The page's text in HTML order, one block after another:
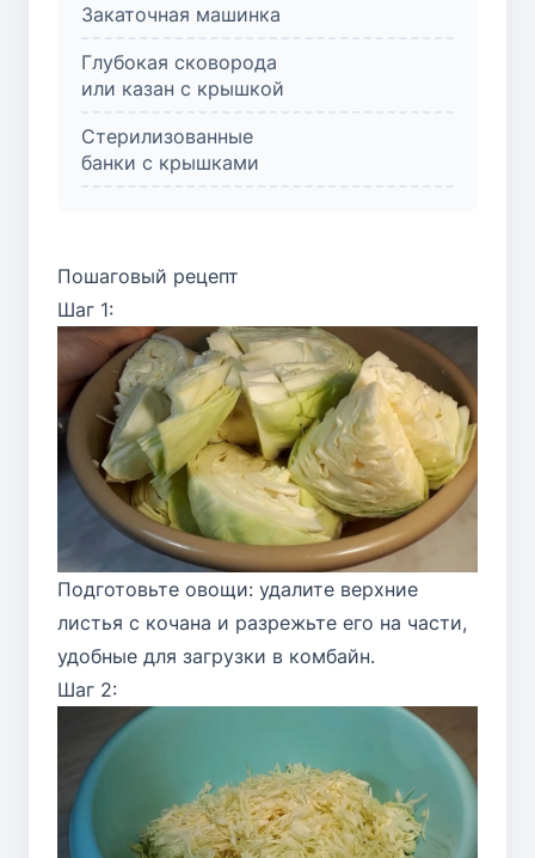
Закаточная машинка
Глубокая сковорода
или казан с крышкой
Стерилизованные
банки с крышками
Пошаговый рецепт
Шаг 1:
Подготовьте овощи: удалите верхние
листья с кочана и разрежьте его на части,
удобные для загрузки в комбайн.
Шаг 2: